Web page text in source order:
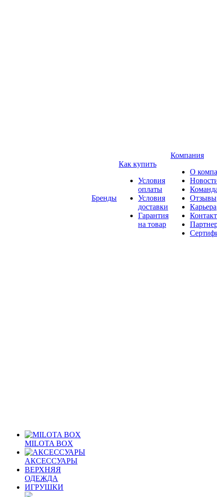
MILOTA BOX
АКСЕССУАРЫ
ВЕРХНЯЯ
ОДЕЖДА
ИГРУШКИ
Бренды
Как купить
Условия
оплаты
Условия
доставки
Гарантия
на товар
Компания
О
Отзывы
Карьера